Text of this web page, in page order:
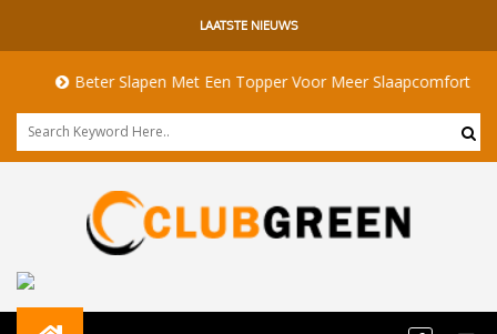
LAATSTE NIEUWS
Beter Slapen Met Een Topper Voor Meer Slaapcomfort